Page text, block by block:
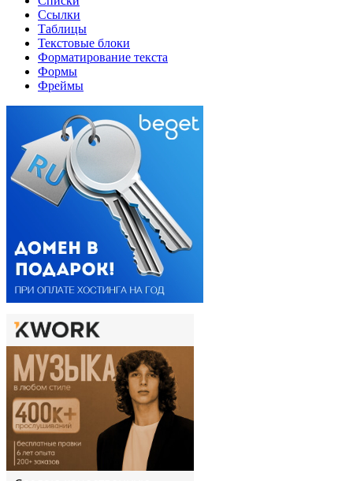
Ссылки
Таблицы
Текстовые блоки
Форматирование текста
Формы
Фреймы